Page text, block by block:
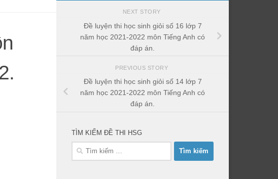
NEXT STORY
Đề luyện thi học sinh giỏi số 16 lớp 7
năm học 2021-2022 môn Tiếng Anh có
đáp án.
PREVIOUS STORY
Đề luyện thi học sinh giỏi số 14 lớp 7
năm học 2021-2022 môn Tiếng Anh có
đáp án.
TÌM KIẾM ĐỀ THI HSG
Tìm